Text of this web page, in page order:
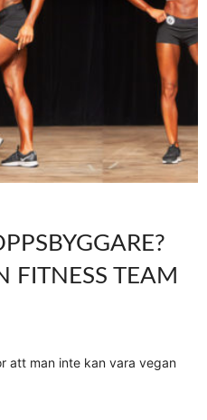
FITNESS TEAM
att man inte kan vara vegan